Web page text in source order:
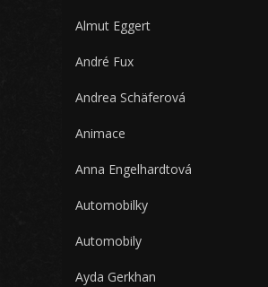
Almut Eggert
André Fux
Andrea Schäferová
Animace
Anna Engelhardtová
Automobilky
Automobily
Ayda Gerkhan